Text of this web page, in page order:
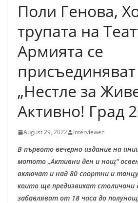
Поли Генова,
трупата на
Армията се
„Нестле за
Активно! Град
August 29, 2022 Interviewer
В първото вечерно издание на
мотото „Активни ден и нощ“
включат и над 80 спортни и
които ще предизвикат столичани
забавляват от 18 часа до